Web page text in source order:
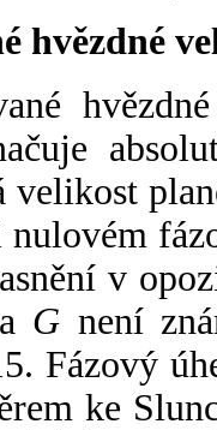
hvězdné
velikost
nulovém
v
G není
Fázový
ke